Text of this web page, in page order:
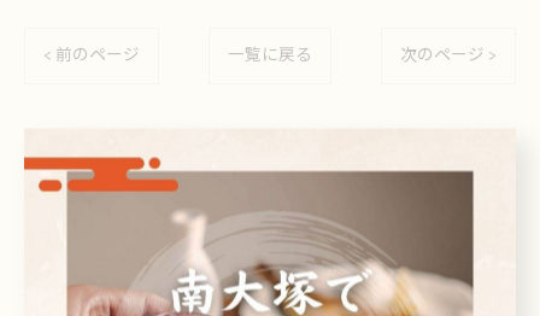
< 前のページ 一覧に戻る 次のページ >
カテゴリー
全てのカテゴリー
日本酒